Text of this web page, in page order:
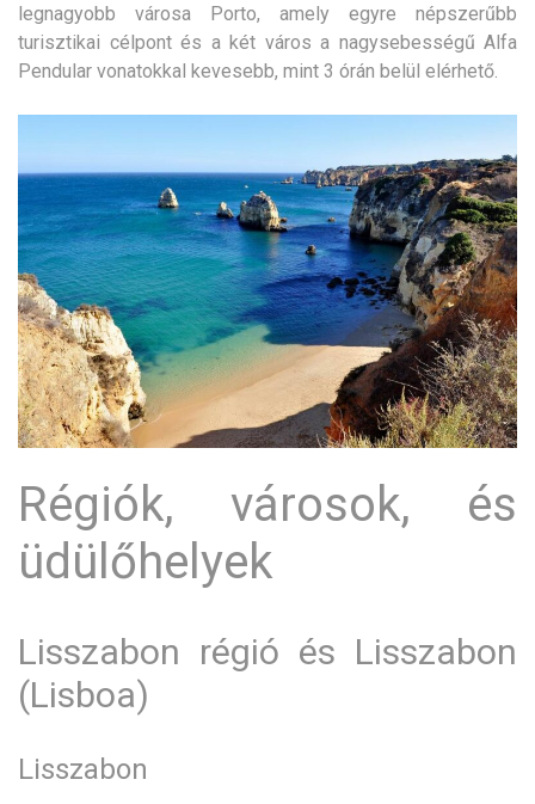
legnagyobb városa Porto, amely egyre népszerűbb
turisztikai célpont és a két város a nagysebességű Alfa
Pendular vonatokkal kevesebb, mint 3 órán belül elérhető.
Régiók, városok, és
üdülőhelyek
Lisszabon régió és Lisszabon
(Lisboa)
Lisszabon